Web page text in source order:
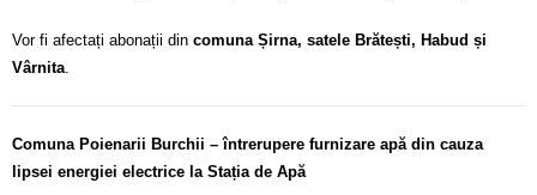
Vor fi afectați abonații din comuna Șirna, satele Brătești, Habud și
Vârnita.
Comuna Poienarii Burchii – întrerupere furnizare apă din cauza
lipsei energiei electrice la Stația de Apă